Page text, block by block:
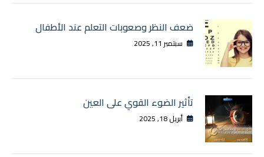
ضعف النظر وصعوبات التعلم عند الأطفال
سبتمبر 11, 2025
تأثير الضوء القوي على العين
أبريل 18, 2025